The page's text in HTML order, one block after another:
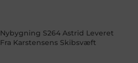
Nybygning S264 Astrid Leveret
Fra Karstensens Skibsvæft